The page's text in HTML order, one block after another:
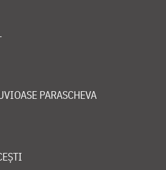
PARASCHEVA